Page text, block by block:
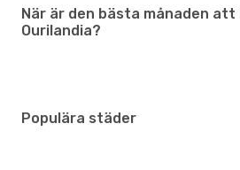
När är den bästa månaden att
Ourilandia?
Populära städer